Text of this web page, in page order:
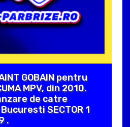
GOBAIN pentru
MPV, din 2010.
de catre
SECTOR 1
.